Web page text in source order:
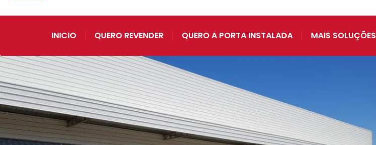
INICIO QUERO REVENDER QUERO A PORTA INSTALADA MAIS SOLUÇÕES